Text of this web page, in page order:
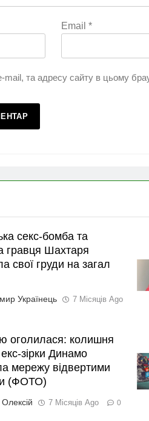
Email *
mail, та адресу сайту в цьому
секс-бомба та
гравця Шахтаря
свої груди на загал
Українець 7 Місяців Ago
оголилася: колишня
зірки Динамо
мережу відвертими
(ФОТО)
7 Місяців Ago 0